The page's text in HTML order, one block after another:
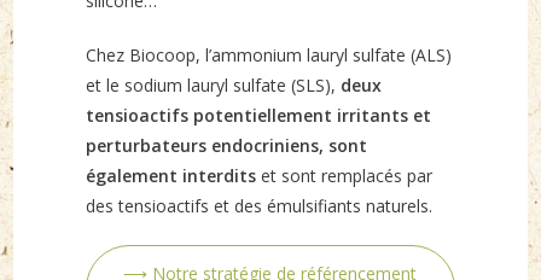
Chez Biocoop, l’ammonium lauryl sulfate (ALS)
et le sodium lauryl sulfate (SLS), deux
tensioactifs potentiellement irritants et
perturbateurs endocriniens, sont
également interdits et sont remplacés par
des tensioactifs et des émulsifiants naturels.
⟶ Notre stratégie de référencement